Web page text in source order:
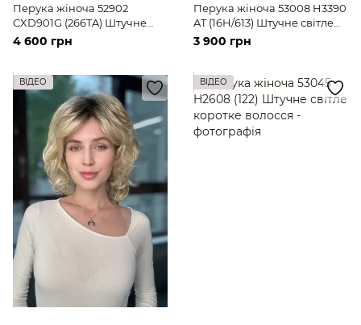
Перука жіноча 52902
CXD901G (266TA) Штучне
світле волосся середньої
довжини
4 600 грн
Перука жіноча 53008 H3390
AT (16H/613) Штучне світле
коротке волосся
3 900 грн
ВІДЕО ВІДЕО